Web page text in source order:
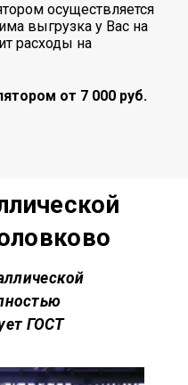
осуществляется
выгрузка у Вас на
расходы на
от 7 000 руб.
ГОСТ